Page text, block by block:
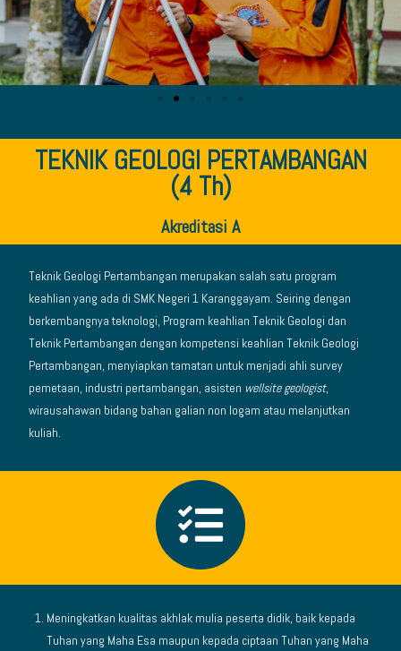
TEKNIK GEOLOGI PERTAMBANGAN
(4 Th)
Akreditasi A
Teknik Geologi Pertambangan merupakan salah satu program
keahlian yang ada di SMK Negeri 1 Karanggayam. Seiring dengan
berkembangnya teknologi, Program keahlian Teknik Geologi dan
Teknik Pertambangan dengan kompetensi keahlian Teknik Geologi
Pertambangan, menyiapkan tamatan untuk menjadi ahli survey
pemetaan, industri pertambangan, asisten wellsite geologist,
wirausahawan bidang bahan galian non logam atau melanjutkan
kuliah.
Meningkatkan kualitas akhlak mulia peserta didik, baik kepada
Tuhan yang Maha Esa maupun kepada ciptaan Tuhan yang Maha